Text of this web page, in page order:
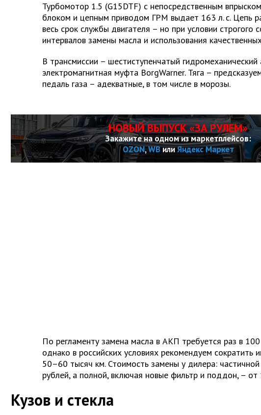
Турбомотор 1.5 (G15DTF) с непосредственным
блоком и цепным приводом ГРМ выдает 163 л. с. Цепь
весь срок службы двигателя – но при условии строгого
интервалов замены масла и использования
В трансмиссии – шестиступенчатый
электромагнитная муфта BorgWarner. Тяга –
педаль газа – адекватные, в том числе в морозы.
НОВЫЙ ВЫПУСК «ЗА РУЛЕМ»
Закажите на одном из маркетплейсов:
OZON,WBилиЯндекс Маркет
По регламенту замена масла в АКП требуется раз в
однако в российских условиях рекомендуем сократить
50–60 тысяч км. Стоимость замены у дилера:
рублей, а полной, включая новые фильтр и поддон, – от
Кузов и стекла